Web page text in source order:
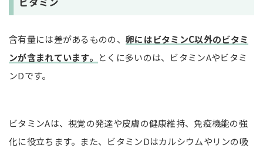
含有量には差があるものの、 卵にはビタミンC以外のビタミ
ンが含まれています。 とくに多いのは、ビタミンAやビタミ
ンDです。
ビタミンAは、視覚の発達や皮膚の健康維持、免疫機能の強
化に役立ちます。また、ビタミンDはカルシウムやリンの吸